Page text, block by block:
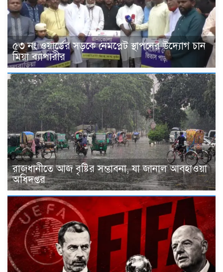
৫৩ নং ওয়ার্ডের সড়কে নেমপ্লেট স্থাপনের উদ্যোগ চান
মিয়া ব্যাপারীর
রাজধানীতে আজ বৃষ্টির সম্ভাবনা, যা জানাল আবহাওয়া
অধিদপ্তর